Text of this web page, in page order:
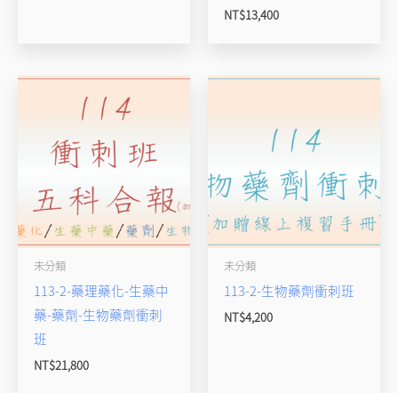
NT$13,400
未分類
113-2-藥理藥化-生藥中
藥-藥劑-生物藥劑衝刺
班
NT$21,800
未分類
113-2-生物藥劑衝刺班
NT$4,200